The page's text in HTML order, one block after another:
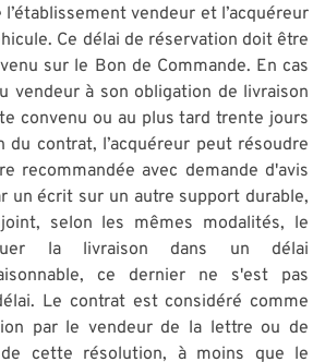
vendeur et l’acquéreur
Ce délai de réservation doit être
sur le Bon de Commande. En cas
vendeur à son obligation de livraison
convenu ou au plus tard trente jours
du contrat, l’acquéreur peut résoudre
recommandée avec demande d'avis
un écrit sur un autre support durable,
selon les mêmes modalités, le
la livraison dans un délai
ce dernier ne s'est pas
Le contrat est considéré comme
par le vendeur de la lettre ou de
cette résolution, à moins que le